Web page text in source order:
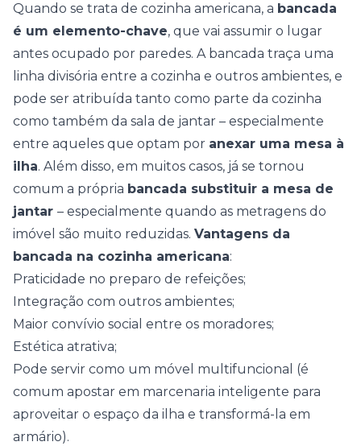
Quando se trata de cozinha americana, a bancada
é um elemento-chave, que vai assumir o lugar
antes ocupado por paredes. A bancada traça uma
linha divisória entre a cozinha e outros ambientes, e
pode ser atribuída tanto como parte da cozinha
como também da sala de jantar – especialmente
entre aqueles que optam por anexar uma mesa à
ilha. Além disso, em muitos casos, já se tornou
comum a própria bancada substituir a mesa de
jantar – especialmente quando as metragens do
imóvel são muito reduzidas. Vantagens da
bancada na cozinha americana:
Praticidade no preparo de refeições;
Integração com outros ambientes;
Maior convívio social entre os moradores;
Estética atrativa;
Pode servir como um móvel multifuncional (é
comum apostar em marcenaria inteligente para
aproveitar o espaço da ilha e transformá-la em
armário).